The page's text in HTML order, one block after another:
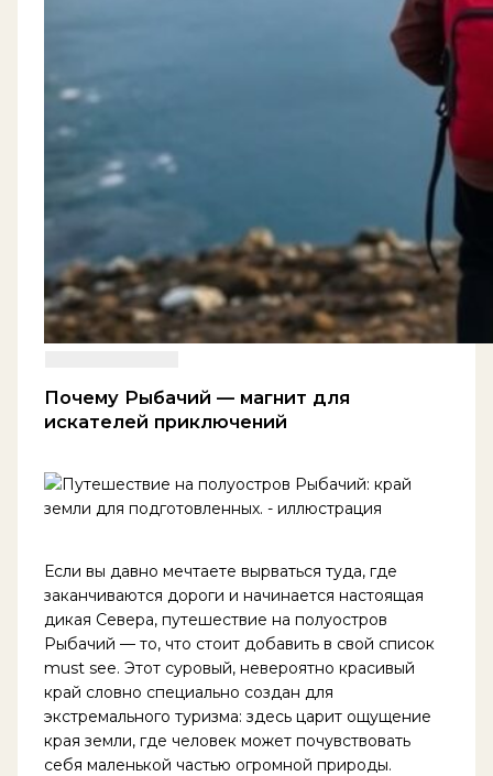
Почему Рыбачий — магнит для
искателей приключений
Если вы давно мечтаете вырваться туда, где
заканчиваются дороги и начинается настоящая
дикая Севера, путешествие на полуостров
Рыбачий — то, что стоит добавить в свой список
must see. Этот суровый, невероятно красивый
край словно специально создан для
экстремального туризма: здесь царит ощущение
края земли, где человек может почувствовать
себя маленькой частью огромной природы.